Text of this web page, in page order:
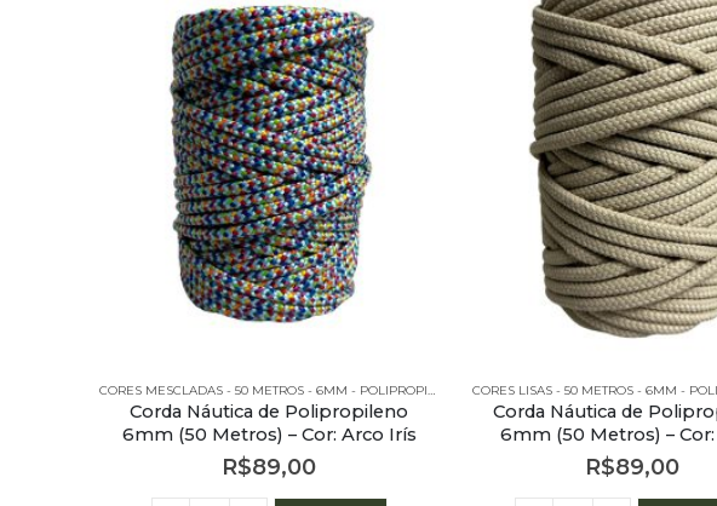
CORES MESCLADAS - 50 METROS - 6MM - POLIPROPILENO
Corda Náutica de Polipropileno
6mm (50 Metros) – Cor: Arco Irís
R$89,00
CORES LISAS - 50 METROS - 6MM -
Corda Náutica de
6mm (50 Metros) – Cor:
R$89,00